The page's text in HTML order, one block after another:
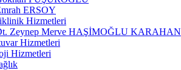
ERSOY
Hizmetleri
Zeynep Merve HAŞİMOĞLU KARAHAN
Hizmetleri
Hizmetleri